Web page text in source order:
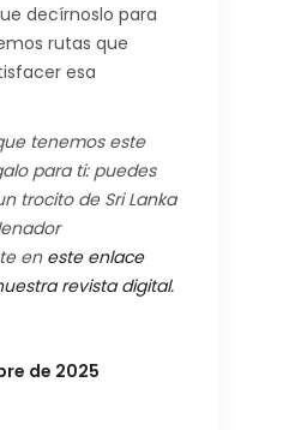
decírnoslo para
rutas que
esa
tenemos este
para ti: puedes
trocito de Sri Lanka
en este enlace
revista digital.
de 2025